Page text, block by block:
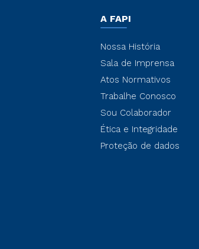
A FAPI
Nossa História
Sala de Imprensa
Atos Normativos
Trabalhe Conosco
Sou Colaborador
Ética e Integridade
Proteção de dados